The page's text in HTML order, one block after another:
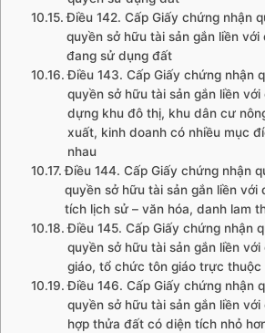
Điều 142. Cấp Giấy chứng nhận
quyền sở hữu tài sản gắn liền
đang sử dụng đất
Điều 143. Cấp Giấy chứng nhận
quyền sở hữu tài sản gắn liền
dựng khu đô thị, khu dân cư
xuất, kinh doanh có nhiều mục
nhau
Điều 144. Cấp Giấy chứng nhận
quyền sở hữu tài sản gắn liền
tích lịch sử – văn hóa, danh lam
Điều 145. Cấp Giấy chứng nhận
quyền sở hữu tài sản gắn liền
giáo, tổ chức tôn giáo trực
Điều 146. Cấp Giấy chứng nhận
quyền sở hữu tài sản gắn liền
hợp thửa đất có diện tích nhỏ